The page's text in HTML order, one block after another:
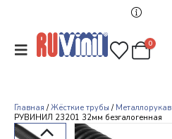
0
Главная /Жёсткие трубы / Металлорукав
РУВИНИЛ 23201 32мм безгалогенная